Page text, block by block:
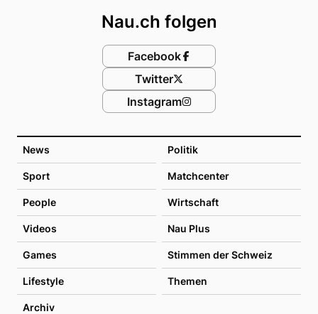
News Politik
Sport Matchcenter
People Wirtschaft
Videos Nau Plus
Games Stimmen der Schweiz
Lifestyle Themen
Archiv
Nau.ch folgen
Facebook
Twitter
Instagram